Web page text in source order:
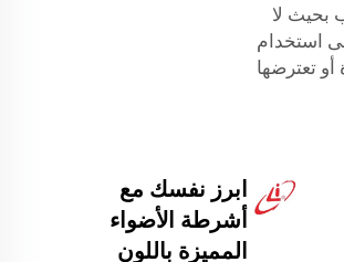
بحيث لا
استخدام
تعترضها
ابرز نفسك مع
أشرطة الأضواء
المميزة باللون